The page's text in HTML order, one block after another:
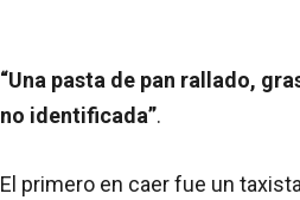
“Una pasta de pan rallado,
no identificada”.
El primero en caer fue un